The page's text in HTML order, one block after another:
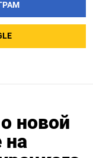
новой
на